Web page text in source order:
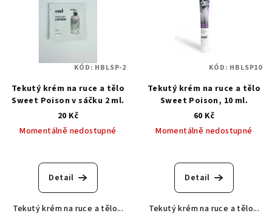
Tekutý krém na ruce a tělo
Sweet Poison v sáčku 2 ml.
20 Kč
Momentálně nedostupné
Detail
Tekutý krém na ruce a tělo...
KÓD: HBLSP-2
Tekutý krém na ruce a tělo
Sweet Poison, 10 ml.
60 Kč
Momentálně nedostupné
Detail
Tekutý krém na ruce a tělo...
KÓD: HBLSP10